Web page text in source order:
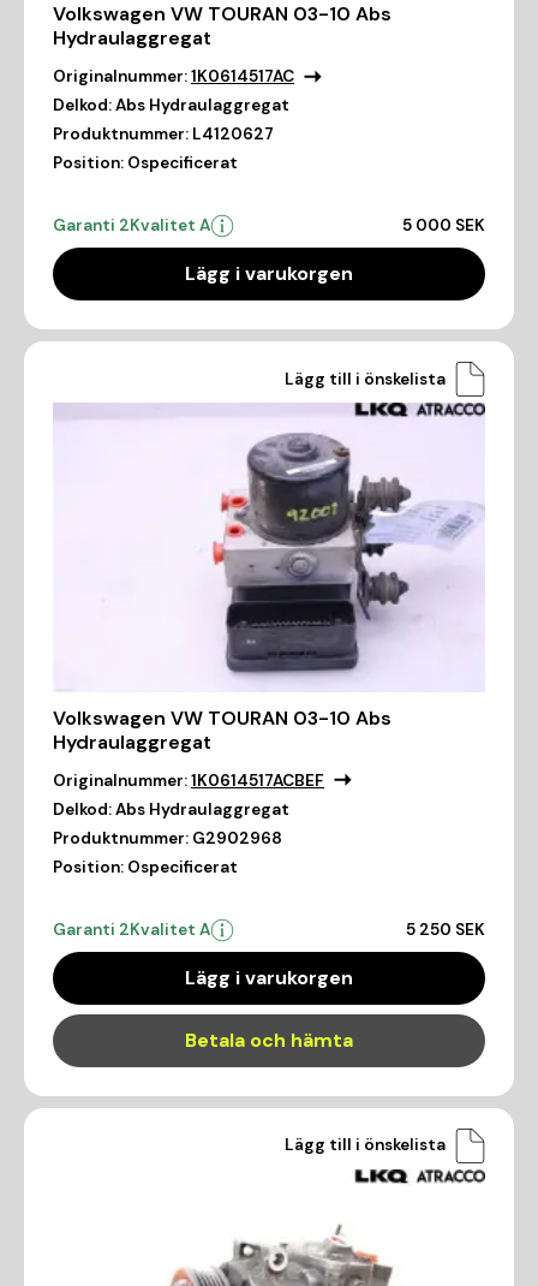
Volkswagen VW TOURAN 03-10 Abs
Hydraulaggregat
Originalnummer:1K0614517AC
Delkod:Abs Hydraulaggregat
Produktnummer: L4120627
Position: Ospecificerat
Garanti 2Kvalitet A 5 000 SEK
Lägg i varukorgen
Lägg till i önskelista
Volkswagen VW TOURAN 03-10 Abs
Hydraulaggregat
Originalnummer:1K0614517ACBEF
Delkod:Abs Hydraulaggregat
Produktnummer: G2902968
Position: Ospecificerat
Garanti 2Kvalitet A 5 250 SEK
Lägg i varukorgen
Betala och hämta
Lägg till i önskelista